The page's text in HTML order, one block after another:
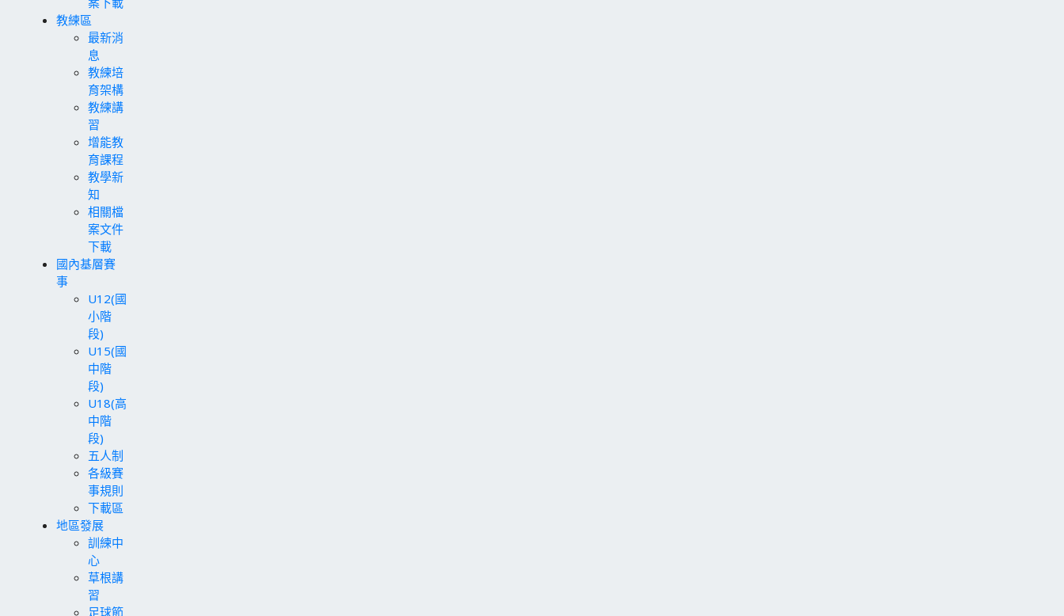
教練區
最新消
息
教練培
育架構
教練講
習
增能教
育課程
教學新
知
相關檔
案文件
下載
國內基層賽
事
U12(國
小階
段)
U15(國
中階
段)
U18(高
中階
段)
五人制
各級賽
事規則
下載區
地區發展
訓練中
心
草根講
習
足球節